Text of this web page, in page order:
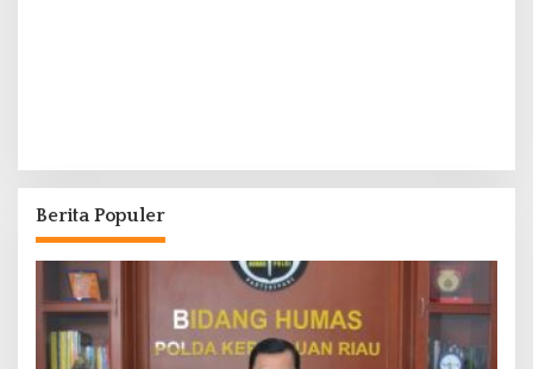
Berita Populer